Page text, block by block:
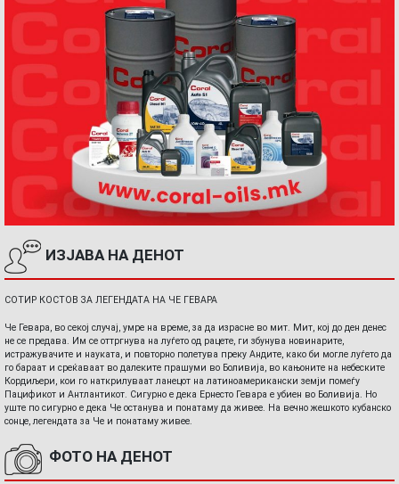
ИЗЈАВА НА ДЕНОТ
СОТИР КОСТОВ ЗА ЛЕГЕНДАТА НА ЧЕ ГЕВАРА
Че Гевара, во секој случај, умре на време, за да израсне во мит. Мит, кој до ден денес
не се предава. Им се оттргнува на луѓето од рацете, ги збунува новинарите,
истражувачите и науката, и повторно полетува преку Андите, како би могле луѓето да
го бараат и среќаваат во далеките прашуми во Боливија, во кањоните на небеските
Кордиљери, кои го наткрилуваат ланецот на латиноамерикански земји помеѓу
Пацификот и Антлантикот. Сигурно е дека Ернесто Гевара е убиен во Боливија. Но
уште по сигурно е дека Че останува и понатаму да живее. На вечно жешкото кубанско
сонце, легендата за Че и понатаму живее.
ФОТО НА ДЕНОТ